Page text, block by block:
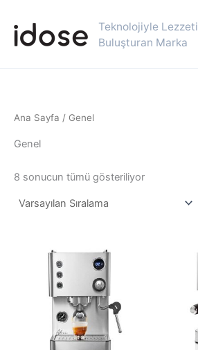
atla
Teknolojiyle Lezzeti
Buluşturan Marka
Ana Sayfa / Genel
Genel
8 sonucun tümü gösteriliyor